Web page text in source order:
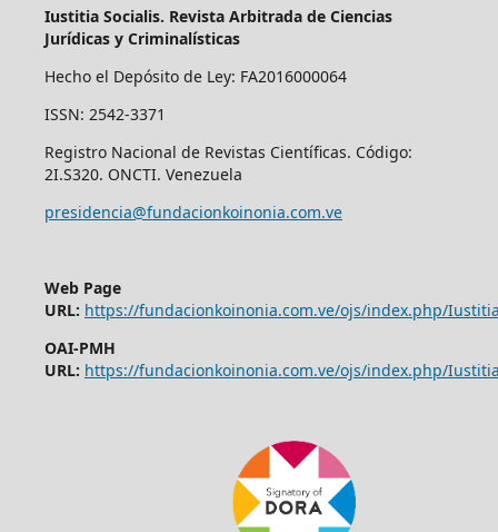
Iustitia Socialis. Revista Arbitrada de Ciencias
Jurídicas y Criminalísticas
Hecho el Depósito de Ley: FA2016000064
ISSN: 2542-3371
Registro Nacional de Revistas Científicas. Código:
2I.S320. ONCTI. Venezuela
presidencia@fundacionkoinonia.com.ve
Web Page
URL: https://fundacionkoinonia.com.ve/ojs/index.php/
OAI-PMH
URL: https://fundacionkoinonia.com.ve/ojs/index.php/